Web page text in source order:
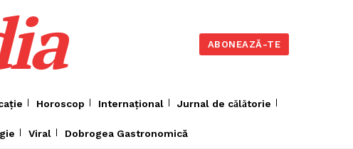
ABONEAZĂ-TE
Horoscop Internațional Jurnal de cǎlǎtorie
Viral Dobrogea Gastronomică